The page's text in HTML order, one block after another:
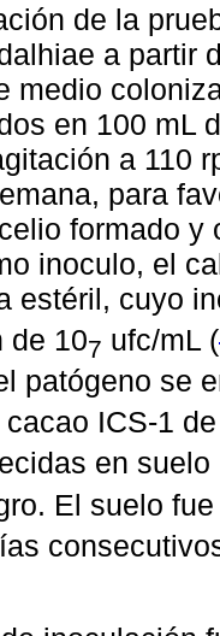
de la
a partir
medio
en 100 mL
a 110
para
formado
inoculo, el
estéril, cuyo
de 107 ufc/mL (
patógeno se
ICS-1
en
El suelo